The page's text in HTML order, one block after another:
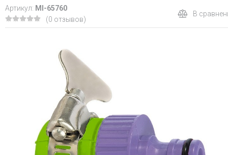
Артикул: MI-65760
(0 отзывов)
В